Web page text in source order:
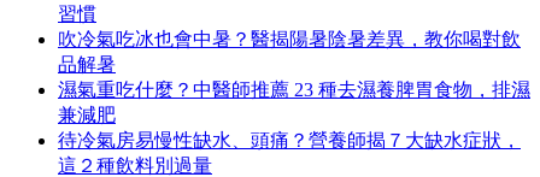
習慣
吹冷氣吃冰也會中暑？醫揭陽暑陰暑差異，教你喝對飲
品解暑
濕氣重吃什麼？中醫師推薦 23 種去濕養脾胃食物，排濕
兼減肥
待冷氣房易慢性缺水、頭痛？營養師揭７大缺水症狀，
這２種飲料別過量